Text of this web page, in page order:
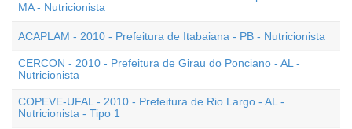
MA - Nutricionista
ACAPLAM - 2010 - Prefeitura de Itabaiana - PB - Nutricionista
CERCON - 2010 - Prefeitura de Girau do Ponciano - AL -
Nutricionista
COPEVE-UFAL - 2010 - Prefeitura de Rio Largo - AL -
Nutricionista - Tipo 1